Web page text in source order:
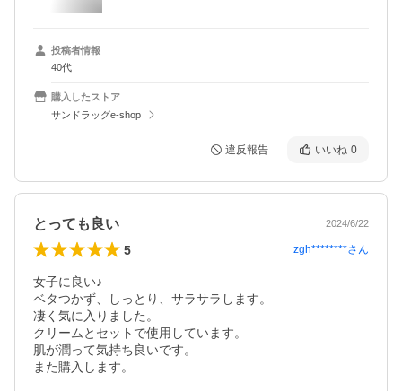
投稿者情報
40代
購入したストア
サンドラッグe-shop
違反報告 いいね 0
とっても良い 2024/6/22
5 zgh********さん
女子に良い♪
ベタつかず、しっとり、サラサラします。
凄く気に入りました。
クリームとセットで使用しています。
肌が潤って気持ち良いです。
また購入します。